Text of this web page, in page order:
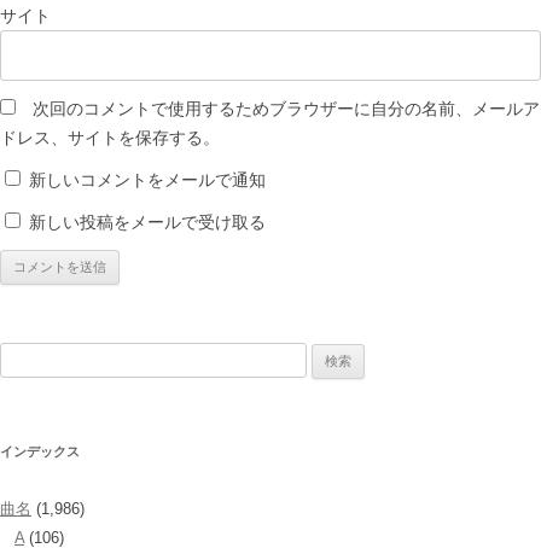
サイト
次回のコメントで使用するためブラウザーに自分の名前、メールア
ドレス、サイトを保存する。
新しいコメントをメールで通知
新しい投稿をメールで受け取る
インデックス
曲名 (1,986)
A(106)